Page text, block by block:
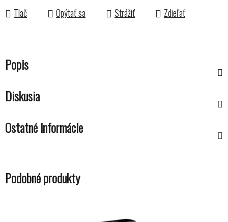
Tlač Opýtať sa Strážiť Zdieľať
Popis
Diskusia
Ostatné informácie
Podobné produkty